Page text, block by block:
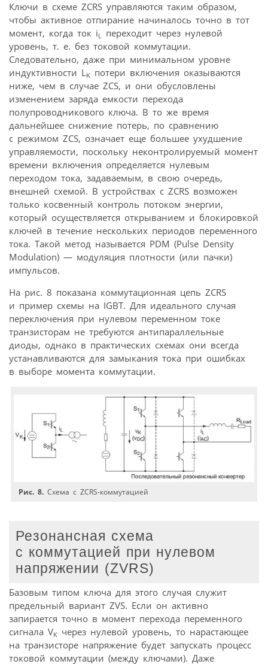
Ключи в схеме ZCRS управляются таким образом,
чтобы активное отпирание начиналось точно в тот
момент, когда ток iL переходит через нулевой
уровень, т. е. без токовой коммутации.
Следовательно, даже при минимальном уровне
индуктивности LK потери включения оказываются
ниже, чем в случае ZCS, и они обусловлены
изменением заряда емкости перехода
полупроводникового ключа. В то же время
дальнейшее снижение потерь, по сравнению
с режимом ZCS, означает еще большее ухудшение
управляемости, поскольку неконтролируемый момент
времени включения определяется нулевым
переходом тока, задаваемым, в свою очередь,
внешней схемой. В устройствах с ZCRS возможен
только косвенный контроль потоком энергии,
который осуществляется открыванием и блокировкой
ключей в течение нескольких периодов переменного
тока. Такой метод называется PDM (Pulse Density
Modulation) — модуляция плотности (или пачки)
импульсов.
На рис. 8 показана коммутационная цепь ZCRS
и пример схемы на IGBT. Для идеального случая
переключения при нулевом переменном токе
транзисторам не требуются антипараллельные
диоды, однако в практических схемах они всегда
устанавливаются для замыкания тока при ошибках
в выборе момента коммутации.
Рис. 8. Схема с ZCRS-коммутацией
Резонансная схема
с коммутацией при нулевом
напряжении (ZVRS)
Базовым типом ключа для этого случая служит
предельный вариант ZVS. Если он активно
запирается точно в момент перехода переменного
сигнала VK через нулевой уровень, то нарастающее
на транзисторе напряжение будет запускать процесс
токовой коммутации (между ключами). Даже